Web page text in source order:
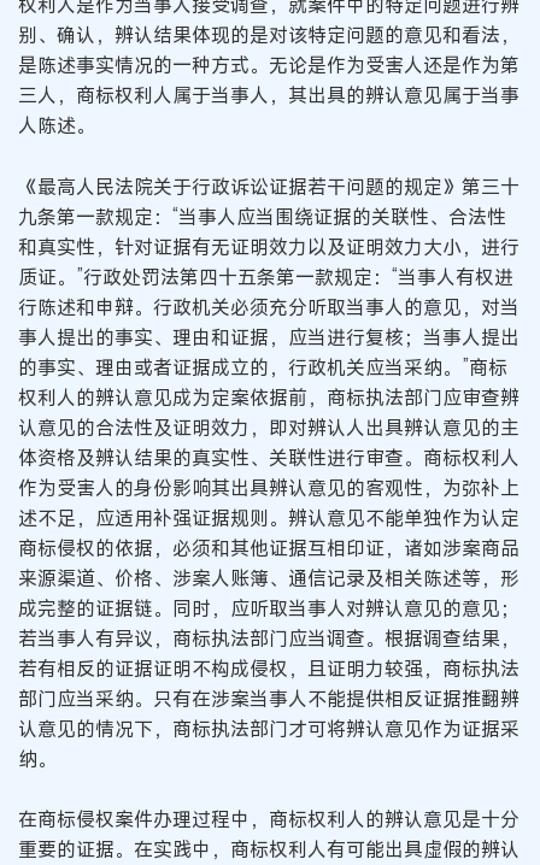
别、确认，辨认结果体现的是对该特定问题的意见和看法，
是陈述事实情况的一种方式。无论是作为受害人还是作为第
三人，商标权利人属于当事人，其出具的辨认意见属于当事
人陈述。
《最高人民法院关于行政诉讼证据若干问题的规定》第三十
九条第一款规定：“当事人应当围绕证据的关联性、合法性
和真实性，针对证据有无证明效力以及证明效力大小，进行
质证。”行政处罚法第四十五条第一款规定：“当事人有权进
行陈述和申辩。行政机关必须充分听取当事人的意见，对当
事人提出的事实、理由和证据，应当进行复核；当事人提出
的事实、理由或者证据成立的，行政机关应当采纳。”商标
权利人的辨认意见成为定案依据前，商标执法部门应审查辨
认意见的合法性及证明效力，即对辨认人出具辨认意见的主
体资格及辨认结果的真实性、关联性进行审查。商标权利人
作为受害人的身份影响其出具辨认意见的客观性，为弥补上
述不足，应适用补强证据规则。辨认意见不能单独作为认定
商标侵权的依据，必须和其他证据互相印证，诸如涉案商品
来源渠道、价格、涉案人账簿、通信记录及相关陈述等，形
成完整的证据链。同时，应听取当事人对辨认意见的意见；
若当事人有异议，商标执法部门应当调查。根据调查结果，
若有相反的证据证明不构成侵权，且证明力较强，商标执法
部门应当采纳。只有在涉案当事人不能提供相反证据推翻辨
认意见的情况下，商标执法部门才可将辨认意见作为证据采
纳。
在商标侵权案件办理过程中，商标权利人的辨认意见是十分
重要的证据。在实践中，商标权利人有可能出具虚假的辨认